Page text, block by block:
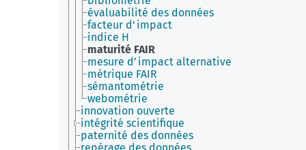
évaluabilité des données
facteur d'impact
indice H
maturité FAIR
mesure d’impact alternative
métrique FAIR
sémantométrie
webométrie
innovation ouverte
intégrité scientifique
paternité des données